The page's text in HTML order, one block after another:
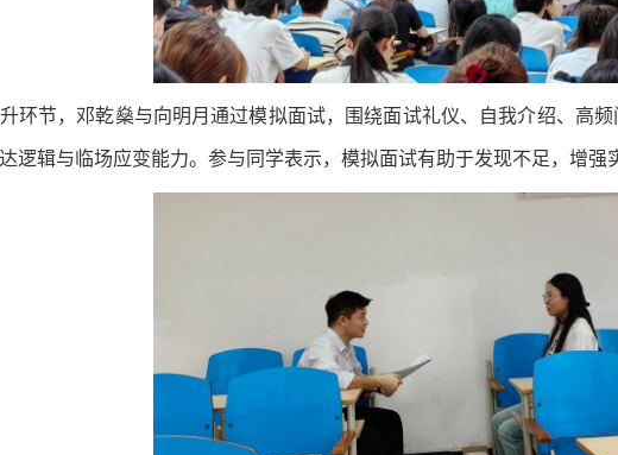
环节，邓乾燊与向明月通过模拟面试，围绕面试礼仪、自我介绍、高
逻辑与临场应变能力。参与同学表示，模拟面试有助于发现不足，增强